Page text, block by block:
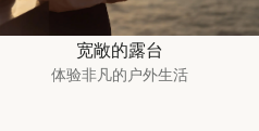
宽敞的露台
体验非凡的户外生活